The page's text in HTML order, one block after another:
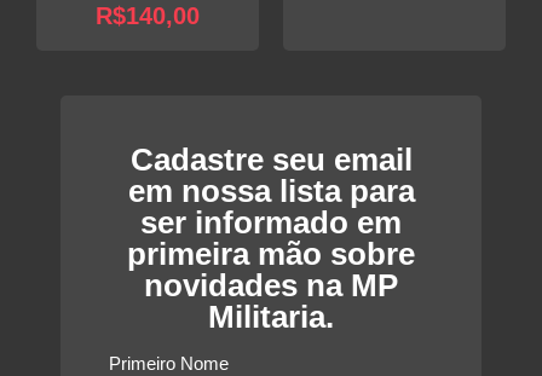
R$140,00
Cadastre seu email
em nossa lista para
ser informado em
primeira mão sobre
novidades na MP
Militaria.
Primeiro Nome